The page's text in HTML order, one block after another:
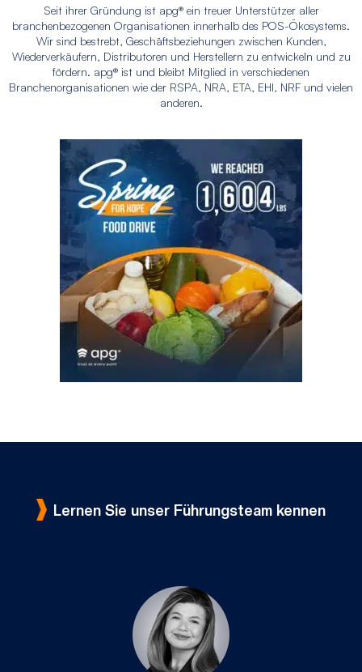
Seit ihrer Gründung ist apg® ein treuer Unterstützer aller
branchenbezogenen Organisationen innerhalb des POS-Ökosystems.
Wir sind bestrebt, Geschäftsbeziehungen zwischen Kunden,
Wiederverkäufern, Distributoren und Herstellern zu entwickeln und zu
fördern. apg® ist und bleibt Mitglied in verschiedenen
Branchenorganisationen wie der RSPA, NRA, ETA, EHI, NRF und vielen
anderen.
Lernen Sie unser Führungsteam kennen